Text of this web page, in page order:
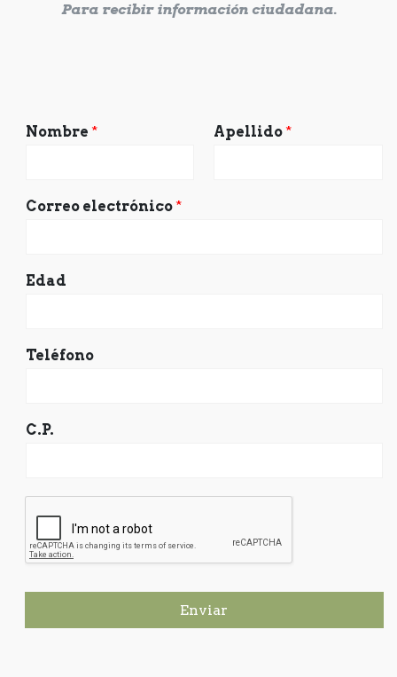
Para recibir información ciudadana.
Nombre * Apellido *
Correo electrónico *
Edad
Teléfono
C.P.
Enviar